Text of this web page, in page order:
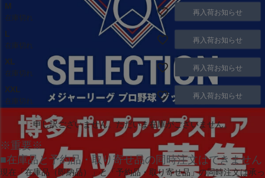
M
在庫切れ
再入荷お知らせ
L
在庫切れ
再入荷お知らせ
XL
在庫切れ
再入荷お知らせ
XXL
在庫切れ
再入荷お知らせ
申し訳ございません。ただいま在庫がございません。
※重要※
■在庫品と予約品・取り寄せ品の同時注文はできません
現在 「在庫品（即納品）」と 「予約品・取り寄せ品」の同時注文は承っ